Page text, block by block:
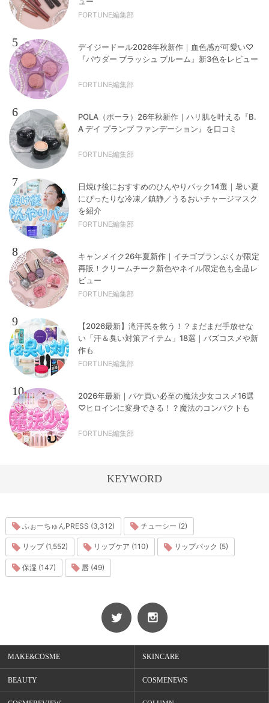
FORTUNE編集部
5
デイジードール2026年秋新作｜血色感が可愛い♡
『パウダー ブラッシュ ブルーム』新3色をレビュー
FORTUNE編集部
6
POLA（ポーラ）26年秋新作｜ハリ肌を叶える『B.
A デイ プランプ ファンデーション』を口コミ
FORTUNE編集部
7
日焼け後におすすめのひんやりパック14選｜暑い夏
にぴったりな冷凍／鎮静／うるおいチャージマスク
を紹介
FORTUNE編集部
8
キャンメイク26年夏新作｜イチゴプランぷくが限定
再販！クリームチーク新色やネイル限定色も全品レ
ビュー
FORTUNE編集部
9
【2026最新】滝汗民を救う！？まだまだ手放せな
い「汗＆臭い対策アイテム」18選｜バズコスメや新
作も
FORTUNE編集部
10
2026年最新｜パケ買い必至の魔法少女コスメ16選
♡ヒロインに変身できる！？魔法のコンパクトも
FORTUNE編集部
KEYWORD
ふぉーちゅんPRESS (3,312) チューシー (2)
リップ (1,552) リップケア (110) リップパック (5)
保湿 (147) 唇 (49)
MAKE&COSME SKINCARE
BEAUTY COSMENEWS